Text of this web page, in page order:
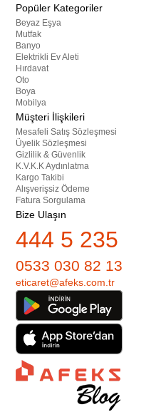
Popüler Kategoriler
Beyaz Eşya
Mutfak
Banyo
Elektrikli Ev Aleti
Hırdavat
Oto
Boya
Mobilya
Müşteri İlişkileri
Mesafeli Satış Sözleşmesi
Üyelik Sözleşmesi
Gizlilik & Güvenlik
K.V.K.K Aydınlatma
Kargo Takibi
Alışverişsiz Ödeme
Fatura Sorgulama
Bize Ulaşın
444 5 235
0533 030 82 13
eticaret@afeks.com.tr